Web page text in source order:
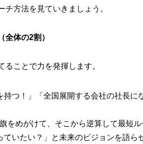
方法を見ていきましょう。
全体の2割）
ことで力を発揮します。
つ！」「全国展開する会社の社長
をめがけて、そこから逆算して最短
いたい？」と未来のビジョンを語